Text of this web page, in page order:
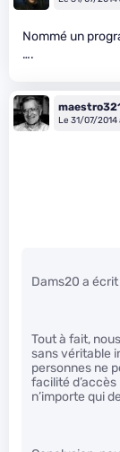
Nommé un
….
Le 31/07/2014
Dams20 a écrit
Tout à fait,
sans véritable
personnes ne
facilité
n’importe qui